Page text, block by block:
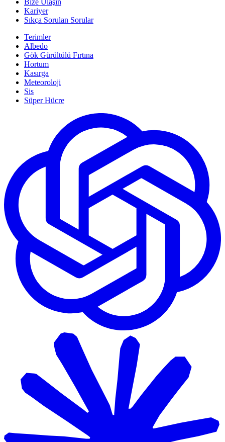
Bize Ulaşın
Kariyer
Sıkça Sorulan Sorular
Terimler
Albedo
Gök Gürültülü Fırtına
Hortum
Kasırga
Meteoroloji
Sis
Süper Hücre